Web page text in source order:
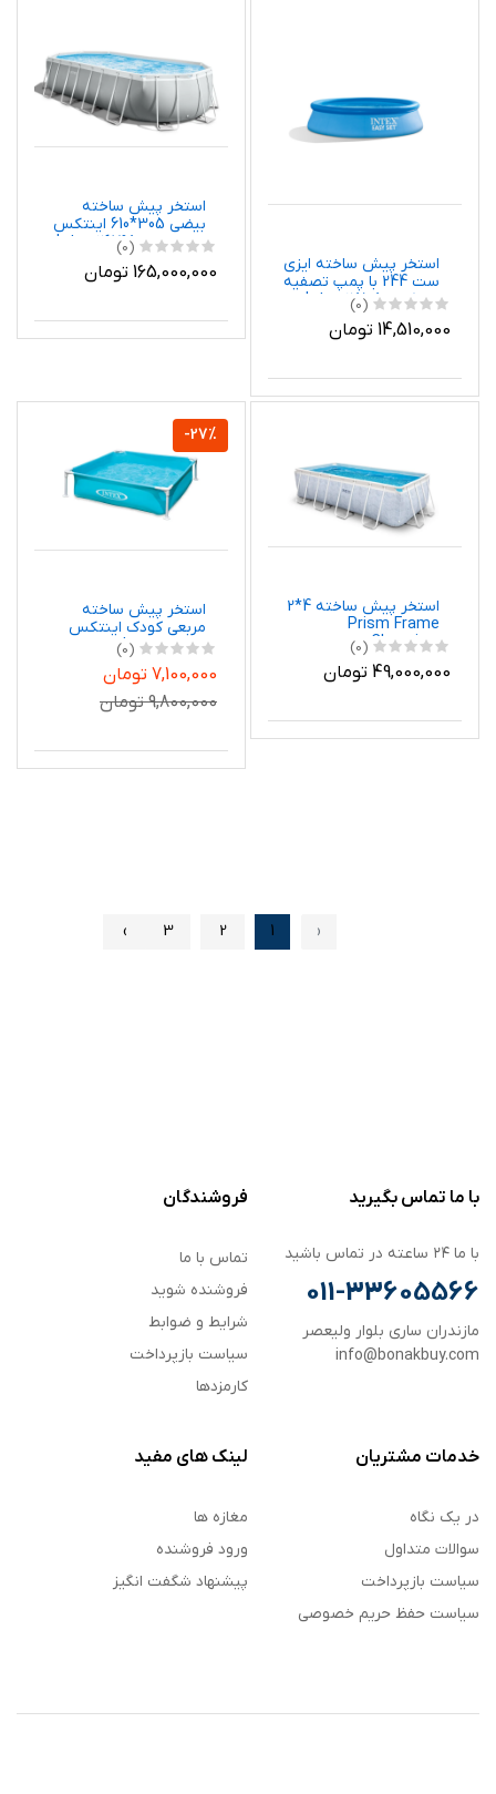
استخر پیش ساخته ایزی
ست 244 با پمپ تصفیه
اینتکس 28108 Intex
(0)
14,510,000 تومان
استخر پیش ساخته
بیضی 305*610 اینتکس
با تجهیزات 26798 Intex (0)
165,000,000 تومان
استخر پیش ساخته 4*2
Prism Frame
Clearview
26780 Intex
(0)
49,000,000 تومان
-27%
استخر پیش ساخته
مربعی کودک اینتکس
57173 Intex
(0)
7,100,000 تومان
9,800,000 تومان
‹
1
2
3
›
با ما تماس بگیرید
با ما ۲۴ ساعته در تماس باشید
011-33605566
مازندران ساری بلوار ولیعصر
info@bonakbuy.com
فروشندگان
تماس با ما
فروشنده شوید
شرایط و ضوابط
سیاست بازپرداخت
کارمزدها
خدمات مشتریان
در یک نگاه
سوالات متداول
سیاست بازپرداخت
سیاست حفظ حریم خصوصی
لینک های مفید
مغازه ها
ورود فروشنده
پیشنهاد شگفت انگیز